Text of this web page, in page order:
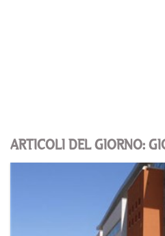
ARTICOLI DEL GIORNO: